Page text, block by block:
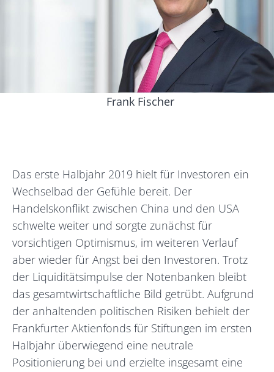
Frank Fischer
Das erste Halbjahr 2019 hielt für Investoren ein
Wechselbad der Gefühle bereit. Der
Handelskonflikt zwischen China und den USA
schwelte weiter und sorgte zunächst für
vorsichtigen Optimismus, im weiteren Verlauf
aber wieder für Angst bei den Investoren. Trotz
der Liquiditätsimpulse der Notenbanken bleibt
das gesamtwirtschaftliche Bild getrübt. Aufgrund
der anhaltenden politischen Risiken behielt der
Frankfurter Aktienfonds für Stiftungen im ersten
Halbjahr überwiegend eine neutrale
Positionierung bei und erzielte insgesamt eine